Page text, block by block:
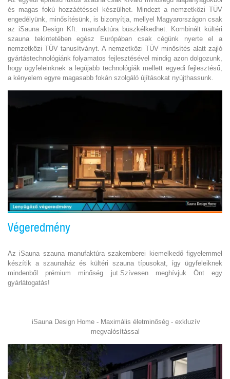
és magas fokú hozzáétéssel készülhet. Mindezt a nemzetközi TÜV
engedélyünk, minősítésünk, is bizonyítja, mellyel Magyarországon csak
az iSauna Design Kft. manufaktúra büszkélkedhet. Kombinált kültéri
szauna tekintetében egész Európában csak cégünk nyerte el a
nemzetközi TÜV tanusítványt. A nemzetközi TÜV minősítés alatt zajló
gyártástechnológiánk folyamatos fejlesztésével mindig azon dolgozunk,
hogy ügyfeleinknek a legújabb technológiák mellett egyedi fejlesztésű,
a kényelem egyre magasabb fokán szolgáló újításokat nyújthassunk.
Végeredmény
Az iSauna szauna manufaktúra szakemberei kiemelkedő figyelemmel
készítik a szaunaház és kültéri szauna típusokat, így ügyfeleiknek
mindenből prémium minőség jut.Szívesen meghívjuk Önt egy
gyárlátogatás!
iSauna Design Home - Maximális életminőség - exkluzív
megvalósítással